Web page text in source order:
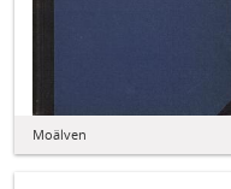
Moälven